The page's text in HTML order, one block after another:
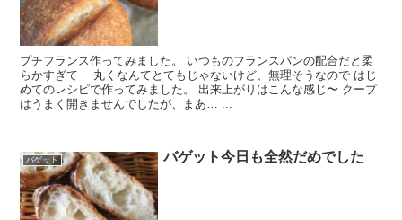
プチフランス作ってみました。 いつものフランスパンの配合だと柔
らかすぎて 丸くなんてとてもじゃないけど、無理そうなので はじ
めてのレシピで作ってみました。 出来上がりはこんな感じ〜 クープ
はうまく開きませんでしたが、まあ… ...
バゲット バゲット今日も全然だめでした